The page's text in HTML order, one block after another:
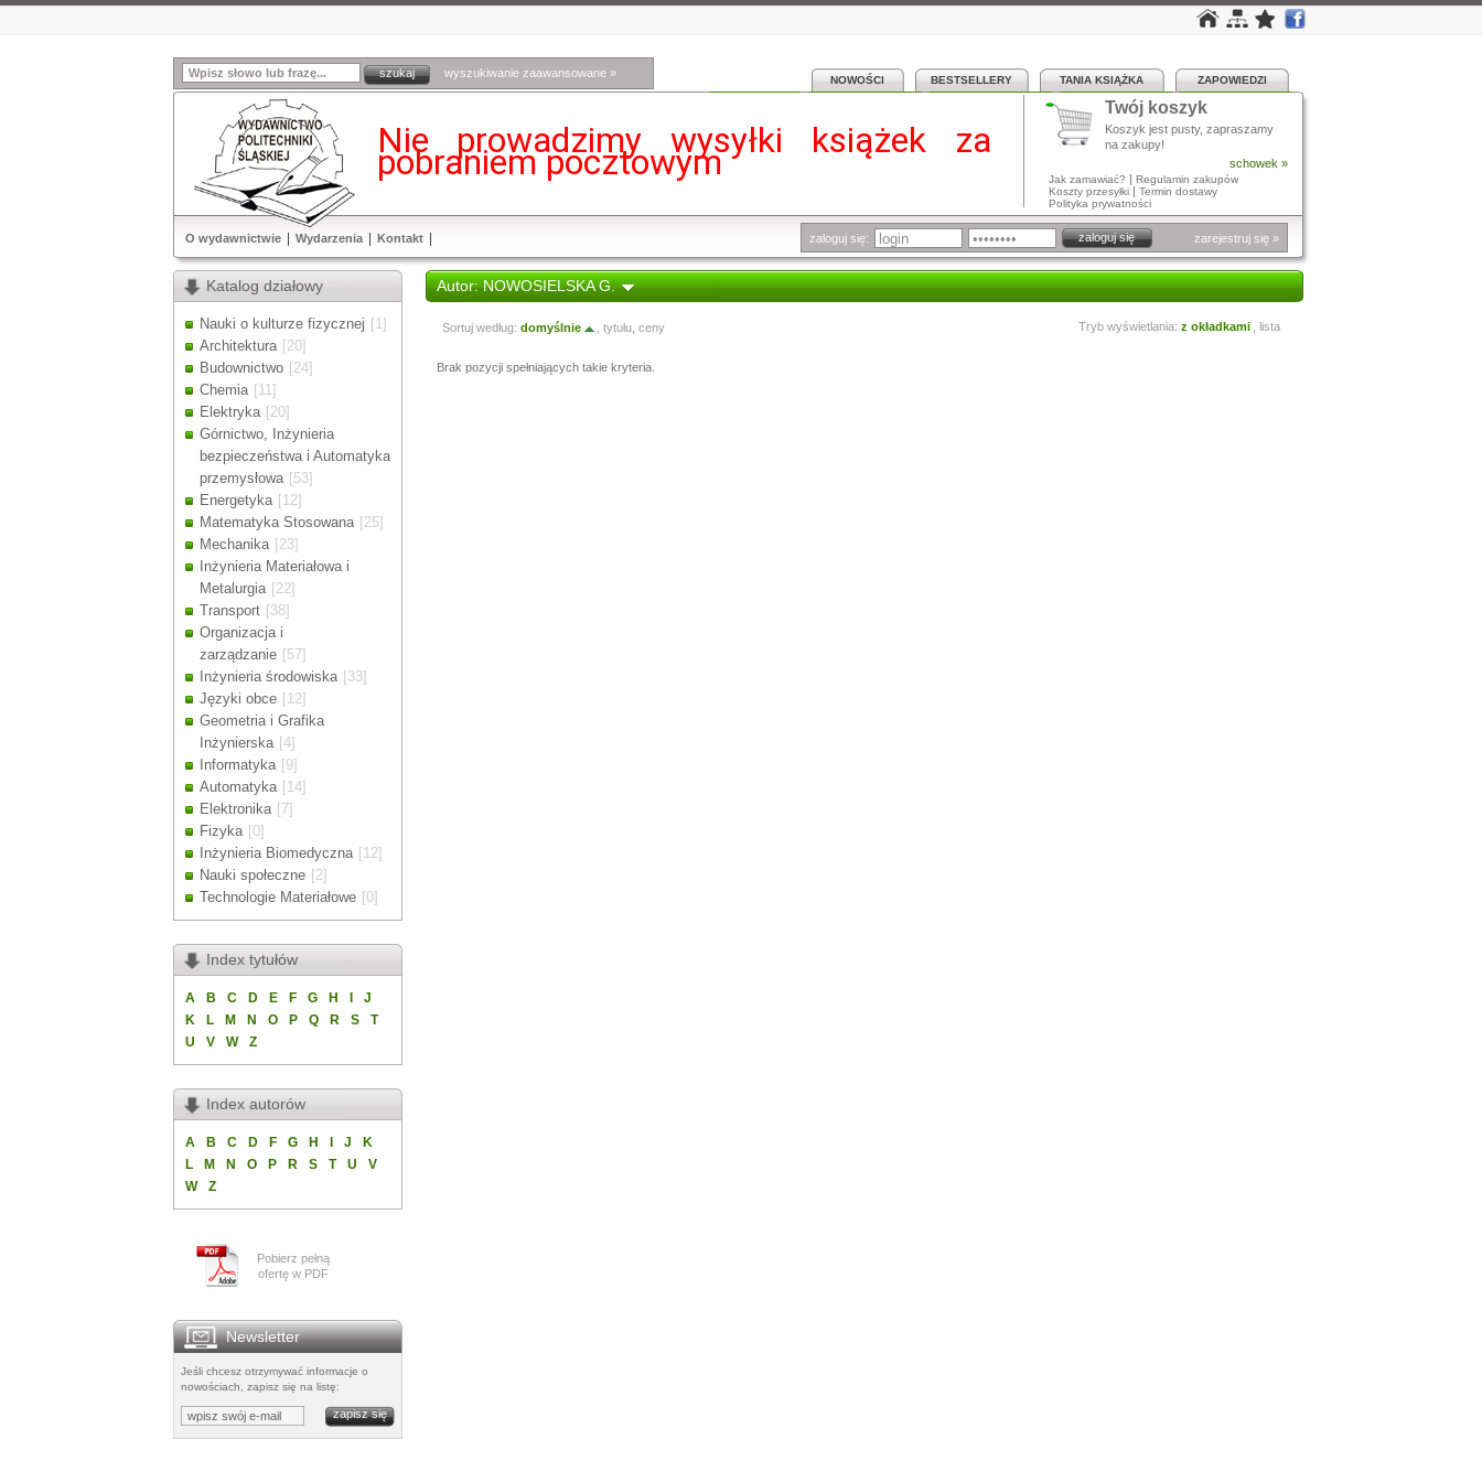
wyszukiwanie zaawansowane »
NOWOŚCI BESTSELLERY TANIA KSIĄŻKA ZAPOWIEDZI
Nie prowadzimy wysyłki książek za
pobraniem pocztowym
Drodzy Klienci!
Twój koszyk
Koszyk jest pusty, zapraszamy
na zakupy!
schowek »
Jak zamawiać? | Regulamin zakupów
Koszty przesyłki | Termin dostawy
Polityka prywatności
O wydawnictwie Wydarzenia Kontakt zaloguj się: zarejestruj się »
Katalog działowy
Nauki o kulturze fizycznej [1]
Architektura [20]
Budownictwo [24]
Chemia [11]
Elektryka [20]
Górnictwo, Inżynieria
bezpieczeństwa i Automatyka
przemysłowa [53]
Energetyka [12]
Matematyka Stosowana [25]
Mechanika [23]
Inżynieria Materiałowa i
Metalurgia [22]
Transport [38]
Organizacja i
zarządzanie [57]
Inżynieria środowiska [33]
Języki obce [12]
Geometria i Grafika
Inżynierska [4]
Informatyka [9]
Automatyka [14]
Elektronika [7]
Fizyka [0]
Inżynieria Biomedyczna [12]
Nauki społeczne [2]
Technologie Materiałowe [0]
Index tytułów
A B C D E F G H
J
K
L M N O P Q R S
T
U
V W Z
Index autorów
A B C D F G H J
K
L
M N O P R S T U
V
W
Z
Pobierz pełną
ofertę w PDF
Newsletter
Jeśli chcesz otrzymywać informacje o
nowościach, zapisz się na listę:
Autor: NOWOSIELSKA G.
Sortuj według: domyślnie tytułu, ceny Tryb wyświetlania: z okładkami lista
Brak pozycji spełniających takie kryteria.